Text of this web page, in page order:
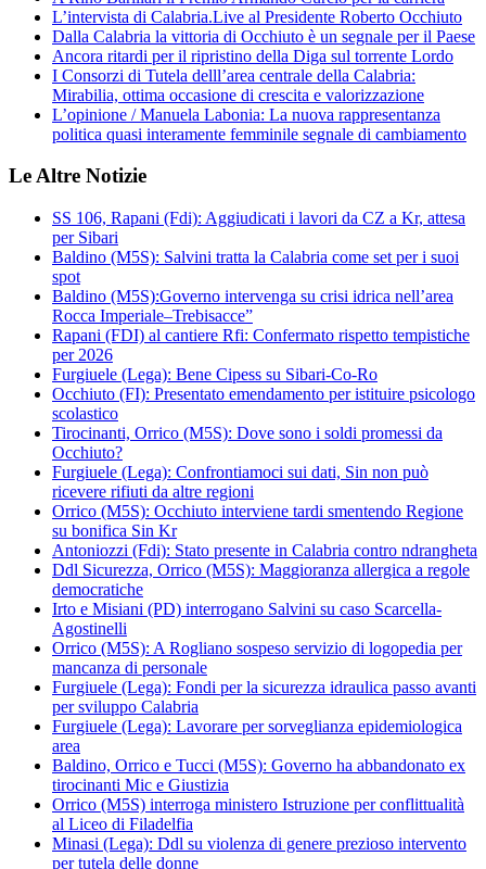
L’intervista di Calabria.Live al Presidente Roberto Occhiuto
Dalla Calabria la vittoria di Occhiuto è un segnale per il Paese
Ancora ritardi per il ripristino della Diga sul torrente Lordo
I Consorzi di Tutela delll’area centrale della Calabria:
Mirabilia, ottima occasione di crescita e valorizzazione
L’opinione / Manuela Labonia: La nuova rappresentanza
politica quasi interamente femminile segnale di cambiamento
Le Altre Notizie
SS 106, Rapani (Fdi): Aggiudicati i lavori da CZ a Kr, attesa
per Sibari
Baldino (M5S): Salvini tratta la Calabria come set per i suoi
spot
Baldino (M5S):Governo intervenga su crisi idrica nell’area
Rocca Imperiale–Trebisacce”
Rapani (FDI) al cantiere Rfi: Confermato rispetto tempistiche
per 2026
Furgiuele (Lega): Bene Cipess su Sibari-Co-Ro
Occhiuto (FI): Presentato emendamento per istituire psicologo
scolastico
Tirocinanti, Orrico (M5S): Dove sono i soldi promessi da
Occhiuto?
Furgiuele (Lega): Confrontiamoci sui dati, Sin non può
ricevere rifiuti da altre regioni
Orrico (M5S): Occhiuto interviene tardi smentendo Regione
su bonifica Sin Kr
Antoniozzi (Fdi): Stato presente in Calabria contro ndrangheta
Ddl Sicurezza, Orrico (M5S): Maggioranza allergica a regole
democratiche
Irto e Misiani (PD) interrogano Salvini su caso Scarcella-
Agostinelli
Orrico (M5S): A Rogliano sospeso servizio di logopedia per
mancanza di personale
Furgiuele (Lega): Fondi per la sicurezza idraulica passo avanti
per sviluppo Calabria
Furgiuele (Lega): Lavorare per sorveglianza epidemiologica
area
Baldino, Orrico e Tucci (M5S): Governo ha abbandonato ex
tirocinanti Mic e Giustizia
Orrico (M5S) interroga ministero Istruzione per conflittualità
al Liceo di Filadelfia
Minasi (Lega): Ddl su violenza di genere prezioso intervento
per tutela delle donne